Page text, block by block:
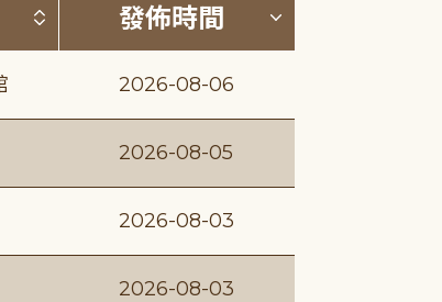
)按發布單位排序 (升降冪)
發佈時間 按發佈時間
2026-08-06
2026-08-05
2026-08-03
2026-08-03